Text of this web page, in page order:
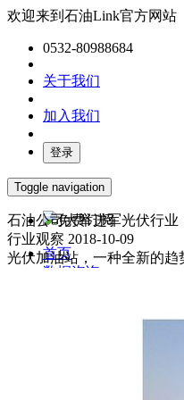
欢迎来到石油Link官方网站
0532-80988684
关于我们
加入我们
登录
Toggle navigation
免费订阅
首页
数据咨询
石油公司大举进军光伏行
行业观察 2018-10-09
光伏加油站，一种全新的趋